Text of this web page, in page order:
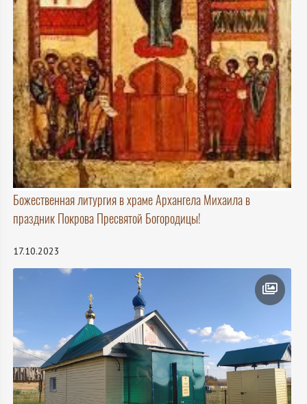
Божественная литургия в храме Архангела Михаила в
праздник Покрова Пресвятой Богородицы!
17.10.2023